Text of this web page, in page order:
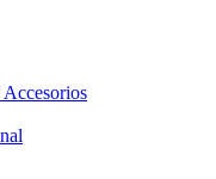
Accesorios